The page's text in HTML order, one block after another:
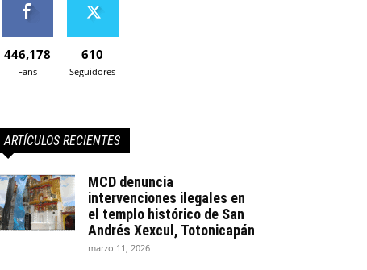
446,178
Fans
610
Seguidores
ARTÍCULOS RECIENTES
MCD denuncia
intervenciones ilegales en
el templo histórico de San
Andrés Xexcul, Totonicapán
marzo 11, 2026